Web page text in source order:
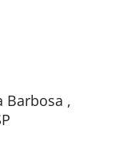
Barbosa ,